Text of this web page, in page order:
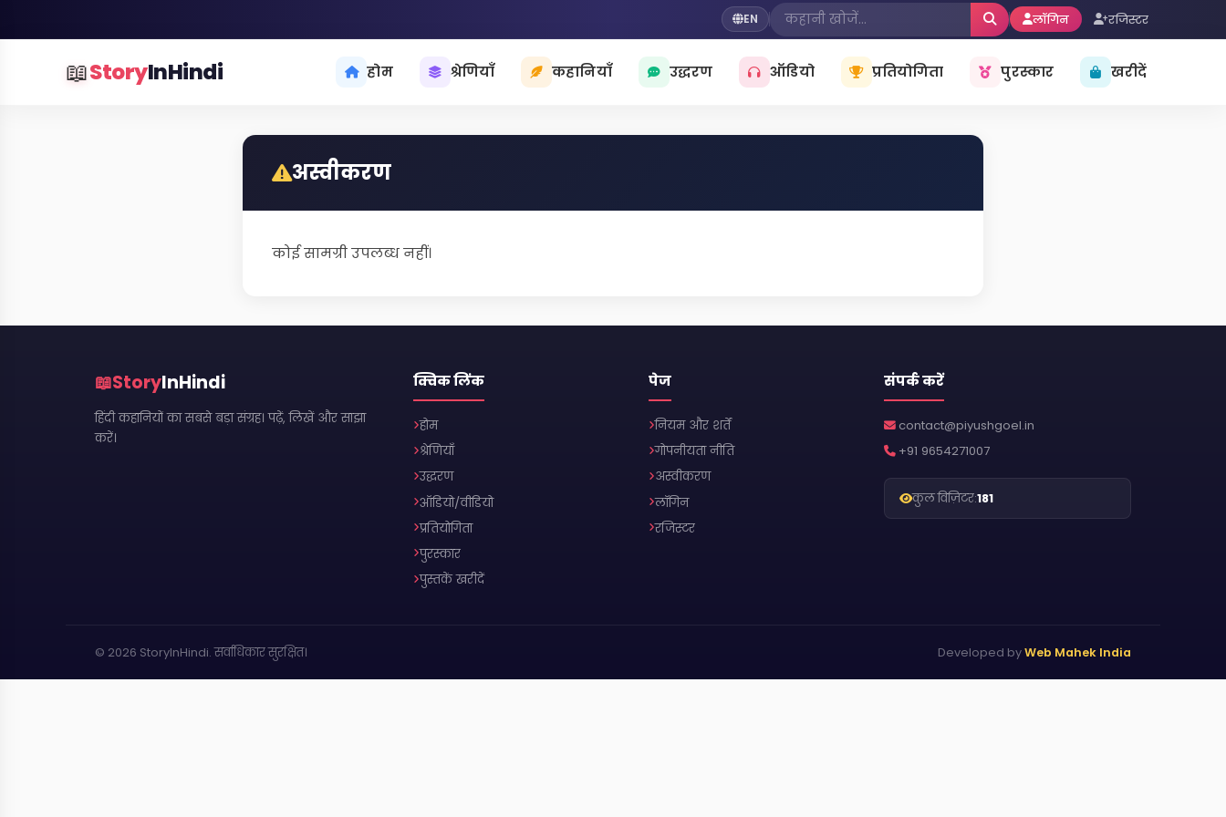
EN लॉगिन रजिस्टर
📖StoryInHindi होम श्रेणियाँ कहानियाँ उद्धरण ऑडियो प्रतियोगिता पुरस्कार खरीदें
अस्वीकरण
कोई सामग्री उपलब्ध नहीं।
📖StoryInHindi
हिंदी कहानियों का सबसे बड़ा संग्रह। पढ़ें, लिखें और साझा
करें।
क्विक लिंक
होम
श्रेणियाँ
उद्धरण
ऑडियो/वीडियो
प्रतियोगिता
पुरस्कार
पुस्तकें खरीदें
पेज
नियम और शर्तें
गोपनीयता नीति
अस्वीकरण
लॉगिन
रजिस्टर
संपर्क करें
contact@piyushgoel.in
+91 9654271007
कुल विज़िटर:181
© 2026 StoryInHindi.सर्वाधिकार सुरक्षित। Developed byWeb Mahek India